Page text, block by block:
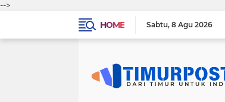
-->
HOME
Sabtu 8 Agu 2026